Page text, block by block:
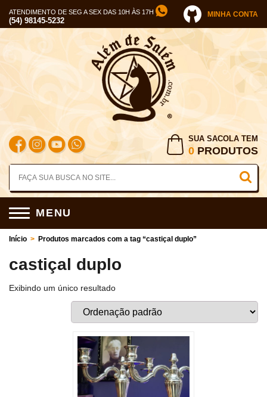
ATENDIMENTO DE SEG A SEX DAS 10H ÀS 17H
(54) 98145-5232
MINHA CONTA
SUA SACOLA TEM
0 PRODUTOS
MENU
Início > Produtos marcados com a tag “castiçal duplo”
castiçal duplo
Exibindo um único resultado